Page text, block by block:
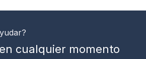
cualquier momento